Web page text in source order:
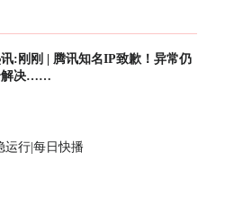
:刚刚 | 腾讯知名IP致歉！异常仍
解决……
运行|每日快播